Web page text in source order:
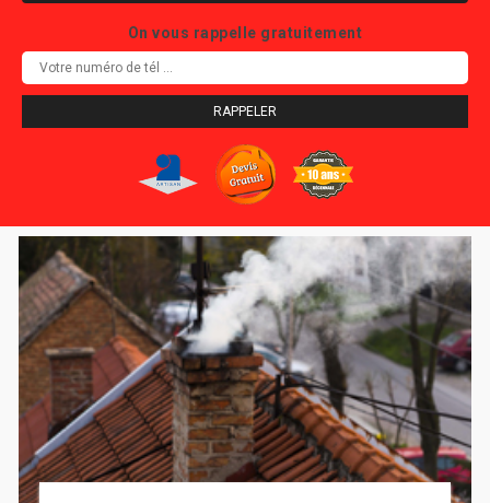
On vous rappelle gratuitement